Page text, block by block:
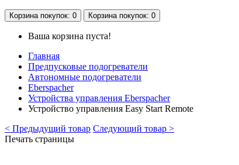
Корзина покупок: 0 Корзина покупок: 0
Ваша корзина пуста!
Главная
Предпусковые подогреватели
Автономные подогреватели
Eberspacher
Устройства управления Eberspacher
Устройство управления Easy Start Remote
< Предыдущий товар Следующий товар >
Печать страницы